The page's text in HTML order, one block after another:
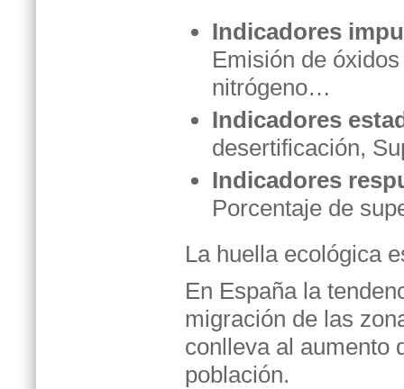
Indicadores
Emisión de
nitrógeno…
Indicadores
desertificación,
Indicadores
Porcentaje de
La huella ecológica
En España la
migración de las
conlleva al aumento
población.